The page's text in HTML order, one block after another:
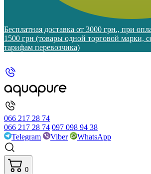
Бесплатная доставка от 3000 грн., при
1500 грн (товары одной торговой марки,
тарифам перевозчика)
066 217 28 74
066 217 28 74 097 098 94 38
Telegram
Viber WhatsApp
0